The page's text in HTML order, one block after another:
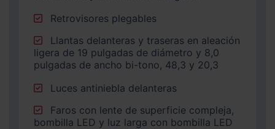
Retrovisores plegables
ligera de 19 pulgadas de diámetro y 8,0
pulgadas de ancho bi-tono, 48,3 y 20,3
Luces antiniebla delanteras
bombilla LED y luz larga con bombilla LED